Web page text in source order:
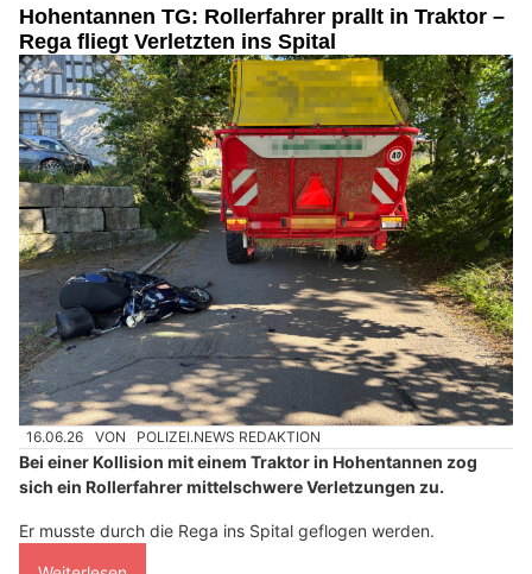
Hohentannen TG: Rollerfahrer prallt in Traktor –
Rega fliegt Verletzten ins Spital
16.06.26 VON POLIZEI.NEWS REDAKTION
Bei einer Kollision mit einem Traktor in Hohentannen zog
sich ein Rollerfahrer mittelschwere Verletzungen zu.
Er musste durch die Rega ins Spital geflogen werden.